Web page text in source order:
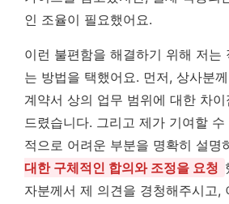
인 조율이 필요했어요.
이런 불편함을 해결하기 위해 저는
는 방법을 택했어요. 먼저, 상사분
계약서 상의 업무 범위에 대한 차
드렸습니다. 그리고 제가 기여할
적으로 어려운 부분을 명확히 설명
대한 구체적인 합의와 조정을 요청
자분께서 제 의견을 경청해주시고,